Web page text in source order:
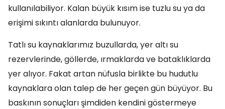
kullanılabiliyor. Kalan büyük kısım ise tuzlu su ya da
erişimi sıkıntı alanlarda bulunuyor.
Tatlı su kaynaklarımız buzullarda, yer altı su
rezervlerinde, göllerde, ırmaklarda ve bataklıklarda
yer alıyor. Fakat artan nüfusla birlikte bu hudutlu
kaynaklara olan talep de her geçen gün büyüyor. Bu
baskının sonuçları şimdiden kendini göstermeye